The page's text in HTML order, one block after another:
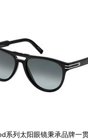
系列太阳眼镜秉承品牌一